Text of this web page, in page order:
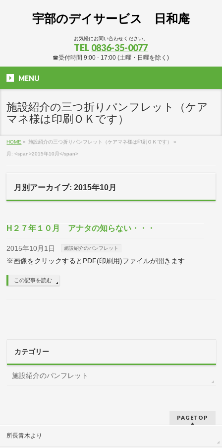
宇部のデイサービス 日和庵
お気軽にお問い合わせください。
TEL 0836-35-0077
☎受付時間 9:00 - 17:00 (土曜・日曜を除く)
MENU
施設紹介の三つ折りパンフレット（ケア
マネ様は印刷ＯＫです）
HOME » 施設紹介の三つ折りパンフレット（ケアマネ様は印刷ＯＫです） »
月: <span>2015年10月</span>
月別アーカイブ: 2015年10月
H２７年１０月 アナタの知らない・・・
2015年10月1日 施設紹介のパンフレット
※画像をクリックするとPDF(印刷用)ファイルが開きます
この記事を読む
カテゴリー
施設紹介のパンフレット
PAGETOP
所長青木より